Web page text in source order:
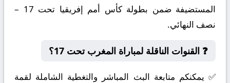
المستضيفة ضمن بطولة كأس أمم إفريقيا تحت 17 –
نصف النهائي.
❓ القنوات الناقلة لمباراة المغرب تحت 17؟
✅ يمكنكم متابعة البث المباشر والتغطية الشاملة لقمة